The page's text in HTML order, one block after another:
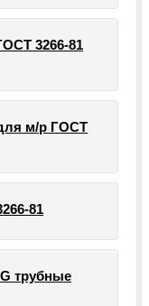
3266-81
м/р ГОСТ
81
трубные